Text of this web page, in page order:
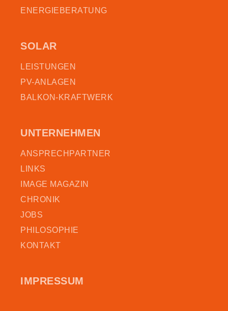
ENERGIEBERATUNG
SOLAR
LEISTUNGEN
PV-ANLAGEN
BALKON-KRAFTWERK
UNTERNEHMEN
ANSPRECHPARTNER
LINKS
IMAGE MAGAZIN
CHRONIK
JOBS
PHILOSOPHIE
KONTAKT
IMPRESSUM